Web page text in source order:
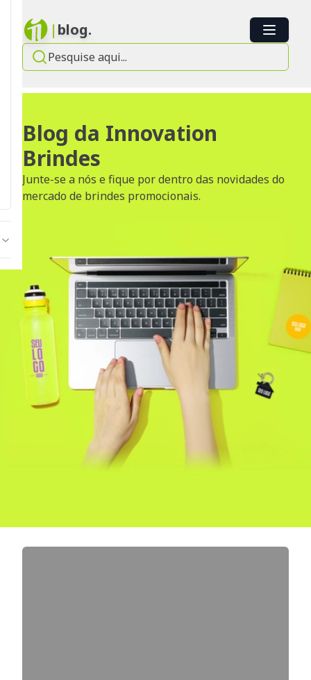
|blog.
Blog da Innovation
Brindes
Junte-se a nós e fique por dentro das novidades do
mercado de brindes promocionais.